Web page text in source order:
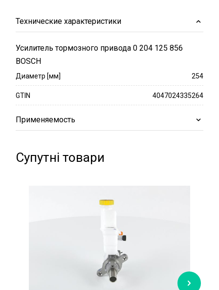
Технические характеристики
Усилитель тормозного привода 0 204 125 856
BOSCH
Диаметр [мм] 254
GTIN 4047024335264
Применяемость
Супутні товари